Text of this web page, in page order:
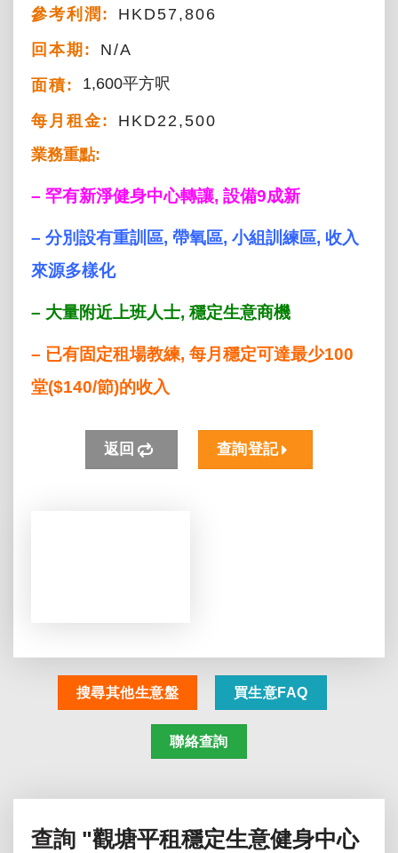
參考利潤:
HKD57,806
回本期:
N/A
面積:
1,600平方呎
每月租金:
HKD22,500
業務重點:
– 罕有新淨健身中心轉讓, 設備9成新
– 分別設有重訓區, 帶氧區, 小組訓練區, 收入
來源多樣化
– 大量附近上班人士, 穩定生意商機
– 已有固定租場教練, 每月穩定可達最少100
堂($140/節)的收入
返回 查詢登記
搜尋其他生意盤 買生意FAQ
聯絡查詢
查詢 "觀塘平租穩定生意健身中心